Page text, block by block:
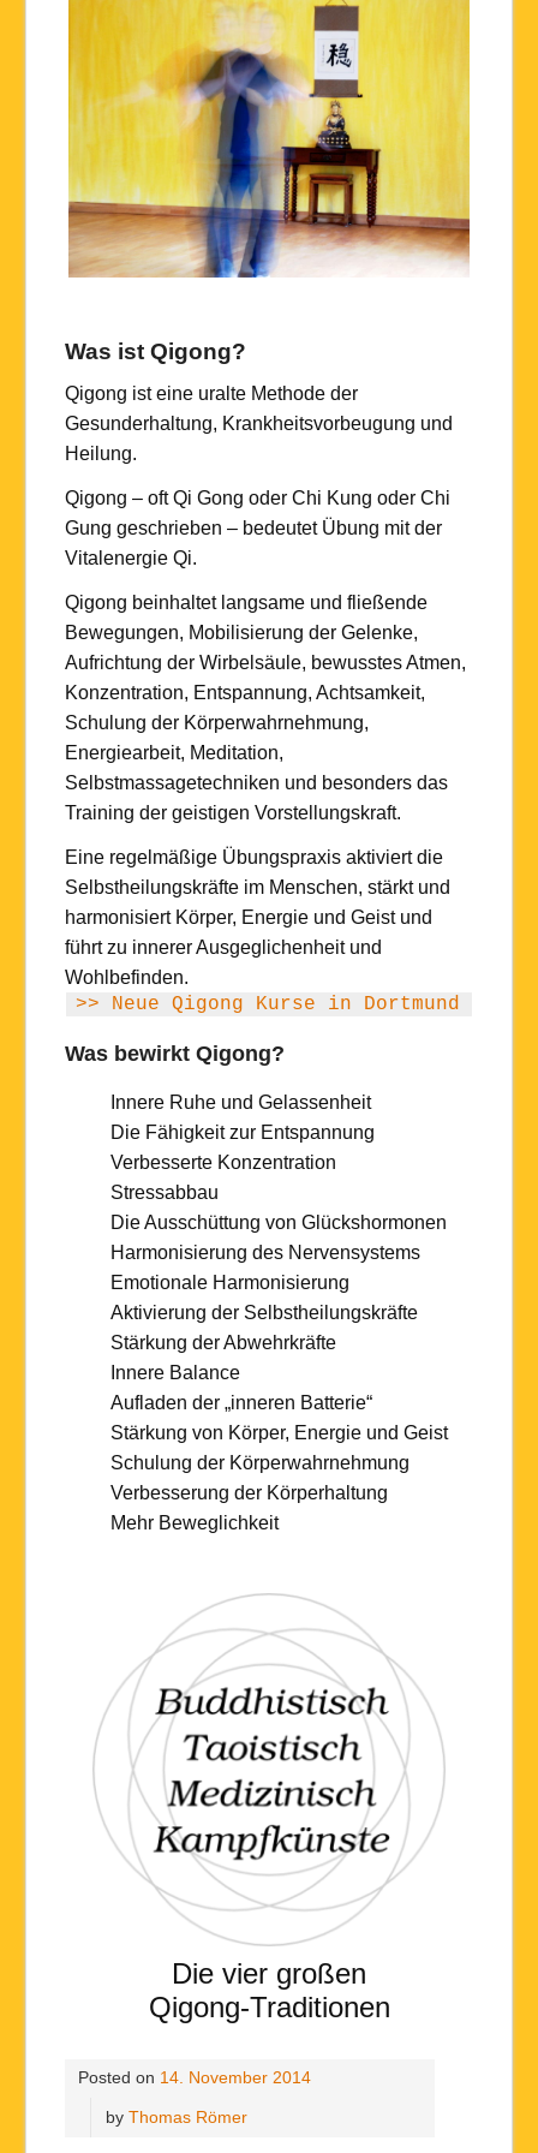
Was ist Qigong?
Qigong ist eine uralte Methode der
Gesunderhaltung, Krankheitsvorbeugung und
Heilung.
Qigong – oftQi Gong oder Chi Kung oder Chi
Gung geschrieben – bedeutet Übung mit der
Vitalenergie Qi.
Qigong beinhaltet langsame und fließende
Bewegungen, Mobilisierung der Gelenke,
Aufrichtung der Wirbelsäule, bewusstes Atmen,
Konzentration, Entspannung, Achtsamkeit,
Schulung der Körperwahrnehmung,
Energiearbeit, Meditation,
Selbstmassagetechniken und besonders das
Training der geistigen Vorstellungskraft.
Eine regelmäßige Übungspraxis aktiviert die
Selbstheilungskräfte im Menschen, stärkt und
harmonisiert Körper, Energie und Geist und
führt zu innerer Ausgeglichenheit und
Wohlbefinden.
>> Neue Qigong Kurse in Dortmund <<
Was bewirkt Qigong?
Innere Ruhe und Gelassenheit
Die Fähigkeit zur Entspannung
Verbesserte Konzentration
Stressabbau
Die Ausschüttung von Glückshormonen
Harmonisierung des Nervensystems
Emotionale Harmonisierung
Aktivierung der Selbstheilungskräfte
Stärkung der Abwehrkräfte
Innere Balance
Aufladen der „inneren Batterie“
Stärkung von Körper, Energie und Geist
Schulung der Körperwahrnehmung
Verbesserung der Körperhaltung
Mehr Beweglichkeit
Die vier großen
Qigong-Traditionen
Posted on 14. November 2014
by Thomas Römer